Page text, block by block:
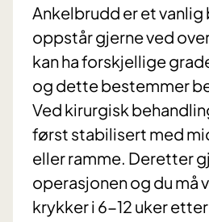
Ankelbrudd er et vanlig
oppstår gjerne ved
kan ha forskjellige
og dette bestemmer
Ved kirurgisk
først stabilisert med
eller ramme. Deretter
operasjonen og du må
krykker i 6-12 uker